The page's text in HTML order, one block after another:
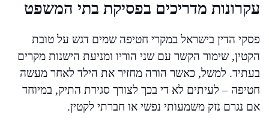
עקרונות מדריכים בפסיקת בתי המשפט
פסקי הדין בישראל במקרי חטיפה שמים דגש על טובת
הקטין, שימור הקשר עם שני הוריו ומניעת הישנות מקרים
בעתיד. למשל, כאשר הורה מחזיר את הילד לאחר מעשה
חטיפה – לעיתים לא די בכך לצורך סגירת התיק, במיוחד
אם נגרם נזק משמעותי נפשי או חברתי לקטין.